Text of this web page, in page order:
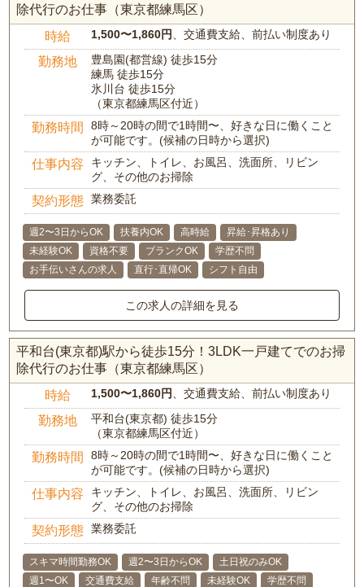
除代行のお仕事（東京都練馬区）
時給 1,500〜1,860円 、交通費支給、前払い制度あり
勤務地
豊島園(都営線) 徒歩15分
練馬 徒歩15分
氷川台 徒歩15分
（東京都練馬区付近）
勤務時間
8時～20時の間で1時間〜、好きな日に働くこと
が可能です。(候補の日時から選択)
仕事内容
キッチン、トイレ、お風呂、洗面所、リビン
グ、その他のお掃除
契約形態 業務委託
週2〜3日からOK 扶養内OK 高時給
昇給･昇格あり
未経験OK
資格不要 ブランクOK
学歴不問
お手伝いさんの求人
直行･直帰OK シフト自由
この求人の詳細を見る
平和台(東京都)駅から徒歩15分！3LDK一戸建てでのお掃
除代行のお仕事（東京都練馬区）
時給 1,500〜1,860円 、交通費支給、前払い制度あり
勤務地
平和台(東京都) 徒歩15分
（東京都練馬区付近）
勤務時間
8時～20時の間で1時間〜、好きな日に働くこと
が可能です。(候補の日時から選択)
仕事内容
キッチン、トイレ、お風呂、洗面所、リビン
グ、その他のお掃除
契約形態 業務委託
スキマ時間勤務OK 週2〜3日からOK
土日祝のみOK
週1〜OK
交通費支給 年齢不問 未経験OK
学歴不問